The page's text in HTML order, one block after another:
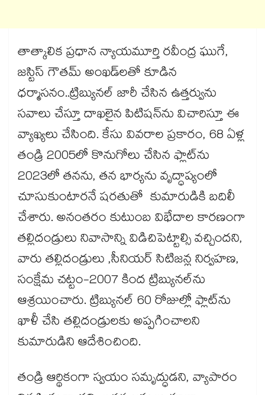
తాత్కాలిక ప్రధాన న్యాయమూర్తి రవీంద్ర ఘుగే,
జస్టిస్ గౌతమ్ అంఖడ్‌లతో కూడిన
ధర్మాసనం..ట్రిబ్యునల్ జారీ చేసిన ఉత్తర్వును
సవాలు చేస్తూ దాఖలైన పిటిషన్‌ను విచారిస్తూ ఈ
వ్యాఖ్యలు చేసింది. కేసు వివరాల ప్రకారం, 68 ఏళ్ల
తండ్రి 2005లో కొనుగోలు చేసిన ఫ్లాట్‌ను
2023లో తనను, తన భార్యను వృద్ధాప్యంలో
చూసుకుంటారనే షరతుతో కుమారుడికి బదిలీ
చేశారు. అనంతరం కుటుంబ విభేదాల కారణంగా
తల్లిదండ్రులు నివాసాన్ని విడిచిపెట్టాల్సి వచ్చిందని,
వారు తల్లిదండ్రులు ,సీనియర్ సిటిజన్ల నిర్వహణ,
సంక్షేమ చట్టం-2007 కింద ట్రిబ్యునల్‌ను
ఆశ్రయించారు. ట్రిబ్యునల్ 60 రోజుల్లో ఫ్లాట్‌ను
ఖాళీ చేసి తల్లిదండ్రులకు అప్పగించాలని
కుమారుడిని ఆదేశించింది.
తండ్రి ఆర్థికంగా స్వయం సమృద్ధుడని, వ్యాపారం